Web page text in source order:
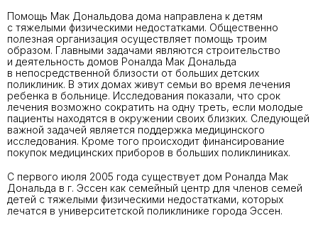
Помощь Мак Дональдова дома направлена к детям
с тяжелыми физическими недостатками. Общественно
полезная организация осуществляет помощь троим
образом. Главными задачами являются строительство
и деятельность домов Роналда Мак Дональда
в непосредственной близости от больших детских
поликлиник. В этих домах живут семьи во время лечения
ребенка в больнице. Исследования показали, что срок
лечения возможно сократить на одну треть, если молодые
пациенты находятся в окружении своих близких. Следующей
важной задачей является поддержка медицинского
исследования. Кроме того происходит финансирование
покупок медицинских приборов в больших поликлиниках.
С первого июля 2005 года существует дом Роналда Мак
Дональда в г. Эссен как семейный центр для членов семей
детей с тяжелыми физическими недостатками, которых
лечатся в университетской поликлинике города Эссен.